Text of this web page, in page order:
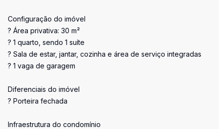
Configuração do imóvel
? Área privativa: 30 m²
? 1 quarto, sendo 1 suíte
? Sala de estar, jantar, cozinha e área de serviço integradas
? 1 vaga de garagem
Diferenciais do imóvel
? Porteira fechada
Infraestrutura do condomínio